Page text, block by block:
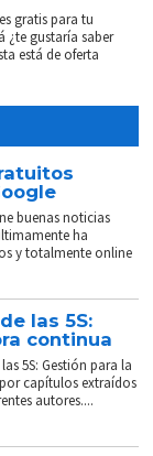
gratis para tu
¿te gustaría saber
está de oferta
buenas noticias
ha
y totalmente online
las 5S:
continua
5S: Gestión para la
capítulos extraídos
autores....